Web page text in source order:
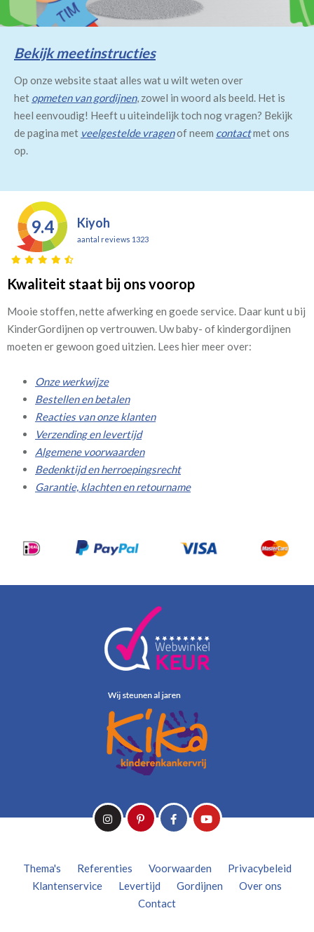
Bekijk meetinstructies
Op onze website staat alles wat u wilt weten over
het opmeten van gordijnen, zowel in woord als beeld. Het is
heel eenvoudig! Heeft u uiteindelijk toch nog vragen? Bekijk
de pagina met veelgestelde vragenof neem contactmet ons
op.
9.4 Kiyoh
aantal reviews 1323
Kwaliteit staat bij ons voorop
Mooie stoffen, nette afwerking en goede service. Daar kunt u bij
KinderGordijnen op vertrouwen. Uw baby- of kindergordijnen
moeten er gewoon goed uitzien. Lees hier meer over:
Onze werkwijze
Bestellen en betalen
Reacties van onze klanten
Verzending en levertijd
Algemene voorwaarden
Bedenktijd en herroepingsrecht
Garantie, klachten en retourname
Thema's Referenties Voorwaarden
Privacybeleid
Klantenservice
Levertijd Gordijnen
Over ons
Contact